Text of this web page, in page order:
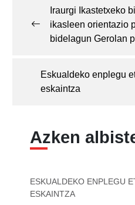
Iraurgi Ikastetxeko
ikasleen orientazio
bidelagun Gerolan
Eskualdeko enplegu
eskaintza
Azken
ESKUALDEKO ENPLEGU
ESKAINTZA